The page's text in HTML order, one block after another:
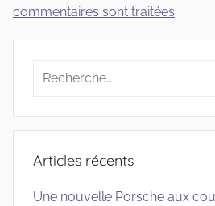
commentaires sont traitées.
Recherche
:
Articles récents
Une nouvelle Porsche aux